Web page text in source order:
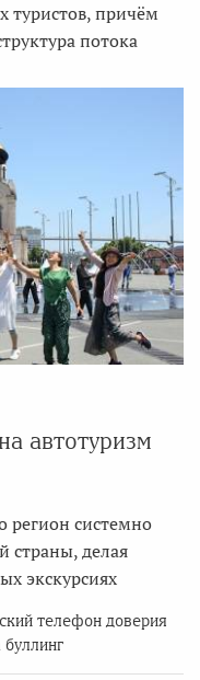
туристов, причём
потока
автотуризм
регион системно
страны, делая
экскурсиях
телефон доверия